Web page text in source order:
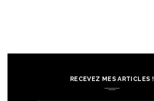
RECEVEZ MES ARTICLES !